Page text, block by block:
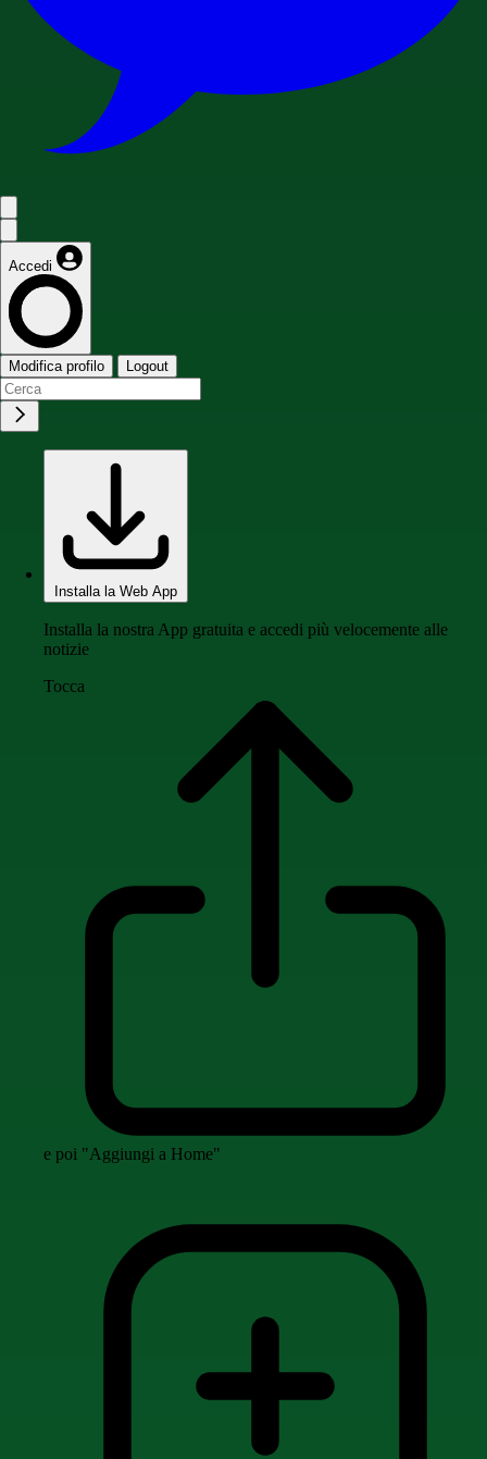
Accedi
Modifica profilo Logout
Installa la Web App
Installa la nostra App gratuita e accedi più velocemente alle
notizie
Tocca
e poi "Aggiungi a Home"